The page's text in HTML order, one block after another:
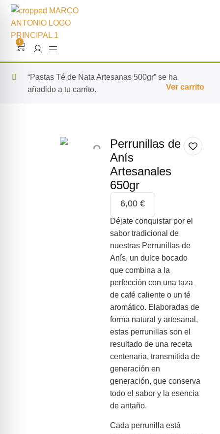
1
“Pastas Té de Nata Artesanas 500gr” se ha
añadido a tu carrito.
Ver carrito
Perrunillas de
Anís
Artesanales
650gr
6,00 €
Déjate conquistar por el
sabor tradicional de
nuestras Perrunillas de
Anís, un dulce bocado
que combina a la
perfección con una taza
de café caliente o un té
aromático. Elaboradas de
forma natural y artesanal,
estas perrunillas son el
resultado de una receta
centenaria, transmitida de
generación en
generación, que conserva
todo el sabor y la esencia
de antaño.
Cada perrunilla está